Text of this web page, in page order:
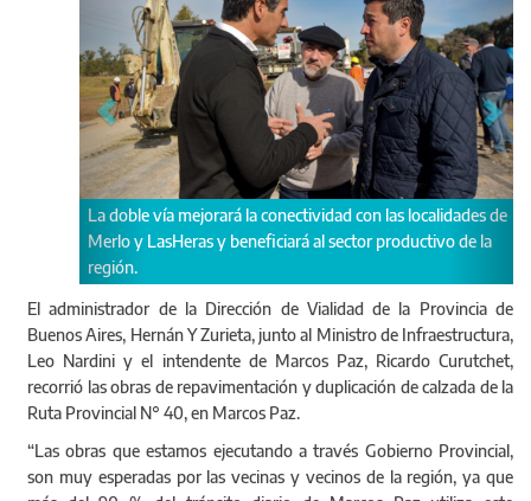
la conectividad con las localidades de
y beneficiará al sector productivo de la
Y Zurieta y Nardini
la Ruta Provincial N°40,
El administrador de la Dirección de Vialidad de la Provincia de
Buenos Aires, Hernán Y Zurieta, junto al Ministro de Infraestructura,
Leo Nardini y el intendente de Marcos Paz, Ricardo Curutchet,
recorrió las obras de repavimentación y duplicación de calzada de la
Ruta Provincial N° 40, en Marcos Paz.
“Las obras que estamos ejecutando a través Gobierno Provincial,
son muy esperadas por las vecinas y vecinos de la región, ya que